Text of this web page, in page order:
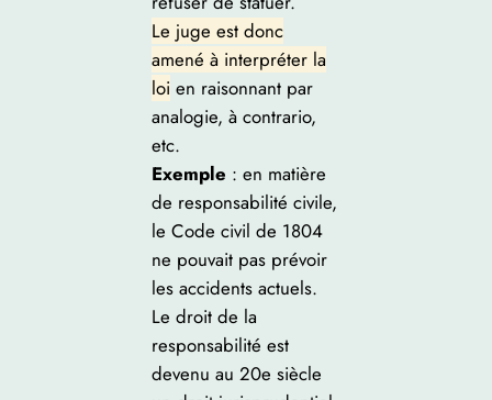
Le juge est donc
amené à interpréter la
loi en raisonnant par
analogie, à contrario,
etc.
Exemple : en matière
de responsabilité civile,
le Code civil de 1804
ne pouvait pas prévoir
les accidents actuels.
Le droit de la
responsabilité est
devenu au 20e siècle